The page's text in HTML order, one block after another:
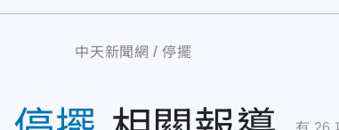
中天新聞網 停擺